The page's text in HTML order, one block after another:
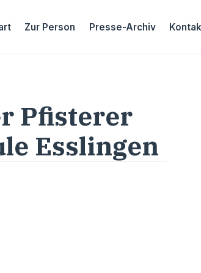
Zur Person Presse-Archiv
Pfisterer
Esslingen